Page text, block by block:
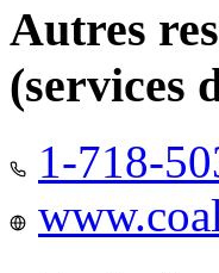
Autres
(services
1-718-